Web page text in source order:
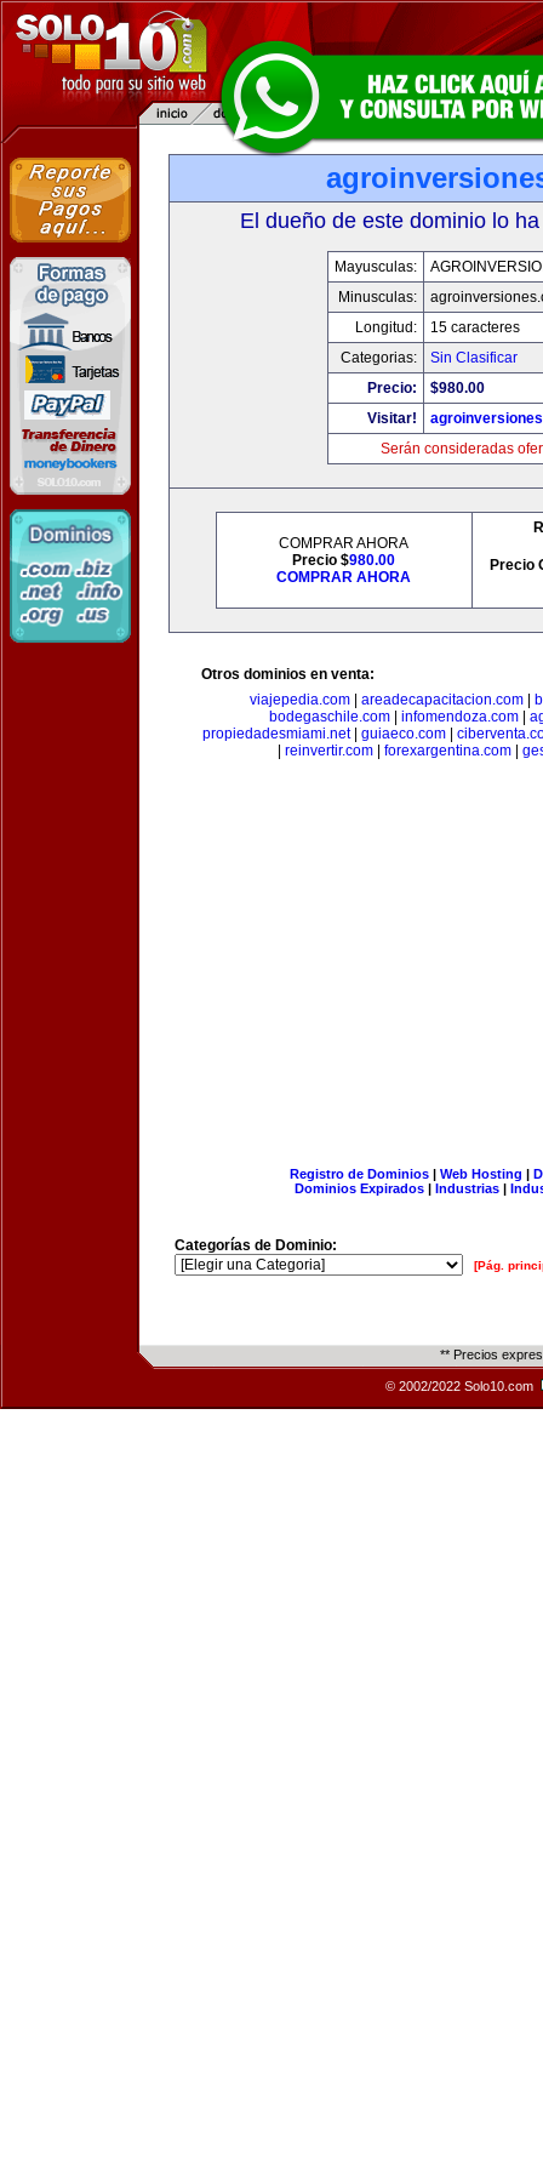
El dueño de este dominio lo
Mayusculas:
Minusculas:
Longitud:
15 caracteres
Categorias:
Sin Clasificar
Precio:
$980.00
Visitar!
Serán consideradas
COMPRAR AHORA
Precio $980.00
COMPRAR AHORA
Precio
Otros dominios en venta:
viajepedia.com| areadecapacitacion.com|
bodegaschile.com| infomendoza.com|
propiedadesmiami.net| guiaeco.com|
reinvertir.com| forexargentina.com|
Registro de Dominios| Web Hosting |
Dominios Expirados | Industrias |
Categorías de Dominio:
[Pág.
** Precios
© 2002/2022 Solo10.com